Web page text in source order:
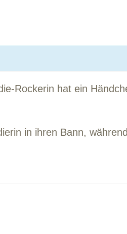
Rockerin hat ein
in ihren Bann,